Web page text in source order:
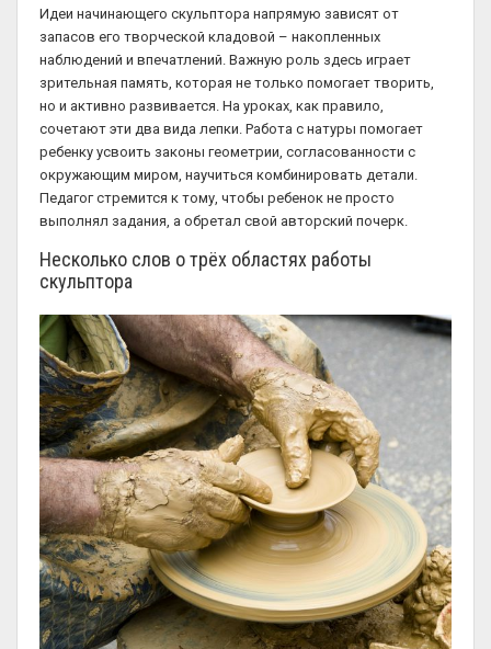
Идеи начинающего скульптора напрямую зависят от
запасов его творческой кладовой – накопленных
наблюдений и впечатлений. Важную роль здесь играет
зрительная память, которая не только помогает творить,
но и активно развивается. На уроках, как правило,
сочетают эти два вида лепки. Работа с натуры помогает
ребенку усвоить законы геометрии, согласованности с
окружающим миром, научиться комбинировать детали.
Педагог стремится к тому, чтобы ребенок не просто
выполнял задания, а обретал свой авторский почерк.
Несколько слов о трёх областях работы
скульптора